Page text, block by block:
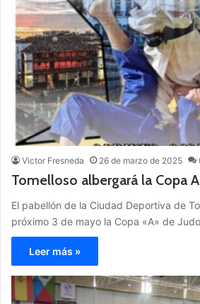
Victor Fresneda 26 de marzo de 2025
Tomelloso albergará la Copa
El pabellón de la Ciudad Deportiva de
próximo 3 de mayo la Copa «A» de
Leer más »